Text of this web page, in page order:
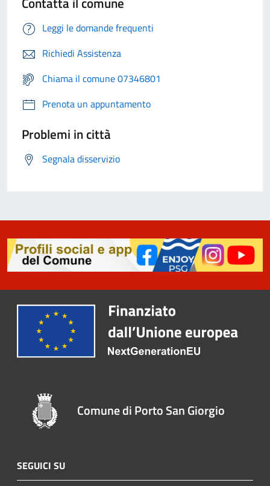
Leggi le domande frequenti
Richiedi Assistenza
Chiama il comune 07346801
Prenota un appuntamento
Problemi in città
Segnala disservizio
Comune di Porto San Giorgio
SEGUICI SU